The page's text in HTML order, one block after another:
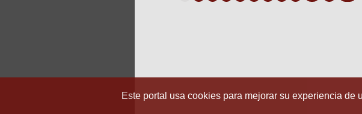
Este portal usa cookies para mejorar su experiencia